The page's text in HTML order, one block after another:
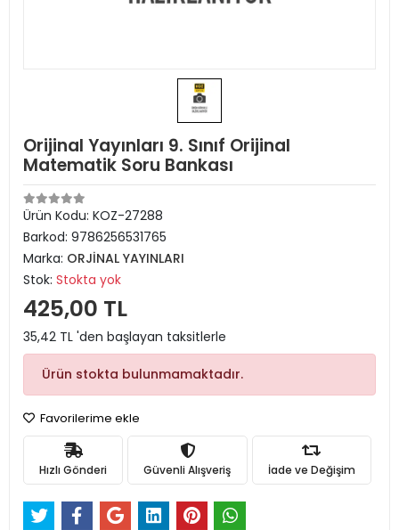
Orijinal Yayınları 9. Sınıf Orijinal
Matematik Soru Bankası
Ürün Kodu: KOZ-27288
Barkod: 9786256531765
Marka: ORJİNAL YAYINLARI
Stok: Stokta yok
425,00 TL
35,42 TL 'den başlayan taksitlerle
Ürün stokta bulunmamaktadır.
Favorilerime ekle
Hızlı Gönderi Güvenli Alışveriş İade ve Değişim